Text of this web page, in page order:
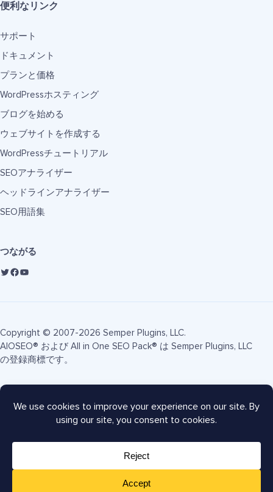
便利なリンク
サポート
ドキュメント
プランと価格
WordPressホスティング
ブログを始める
ウェブサイトを作成する
WordPressチュートリアル
SEOアナライザー
ヘッドラインアナライザー
SEO用語集
つながる
Copyright © 2007-2026 Semper Plugins, LLC.
AIOSEO® および All in One SEO Pack® は Semper Plugins, LLC
の登録商標です。
利用規約
AIOSEOクーポン